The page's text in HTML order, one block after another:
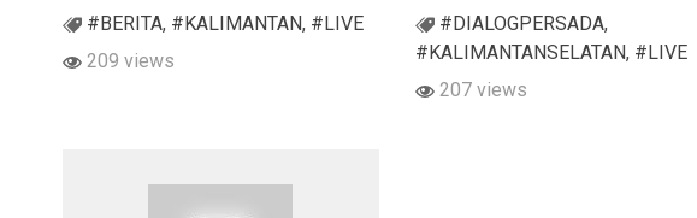
#BERITA, #KALIMANTAN, #LIVE
209 views
#DIALOGPERSADA,
#KALIMANTANSELATAN, #LIVE
207 views